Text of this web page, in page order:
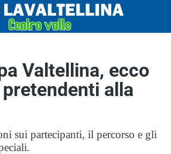
Valtellina, ecco
alla
sui partecipanti, il percorso e gli